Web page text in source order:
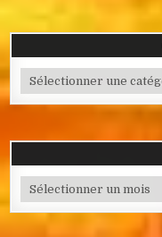
Catégories
Archives